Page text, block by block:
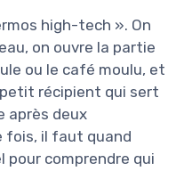
high-tech ». On
on ouvre la partie
ou le café moulu, et
récipient qui sert
après deux
fois, il faut quand
comprendre qui